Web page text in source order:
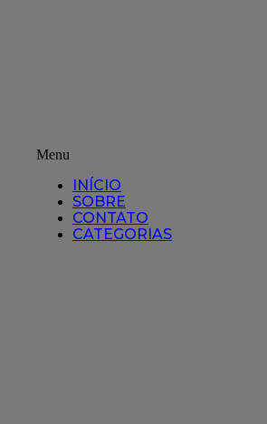
Menu
INÍCIO
SOBRE
CONTATO
CATEGORIAS